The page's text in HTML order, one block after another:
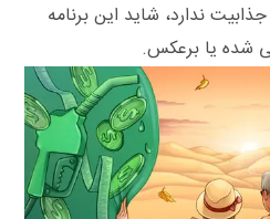
ندارد، شاید این برنامه
شده یا برعکس.